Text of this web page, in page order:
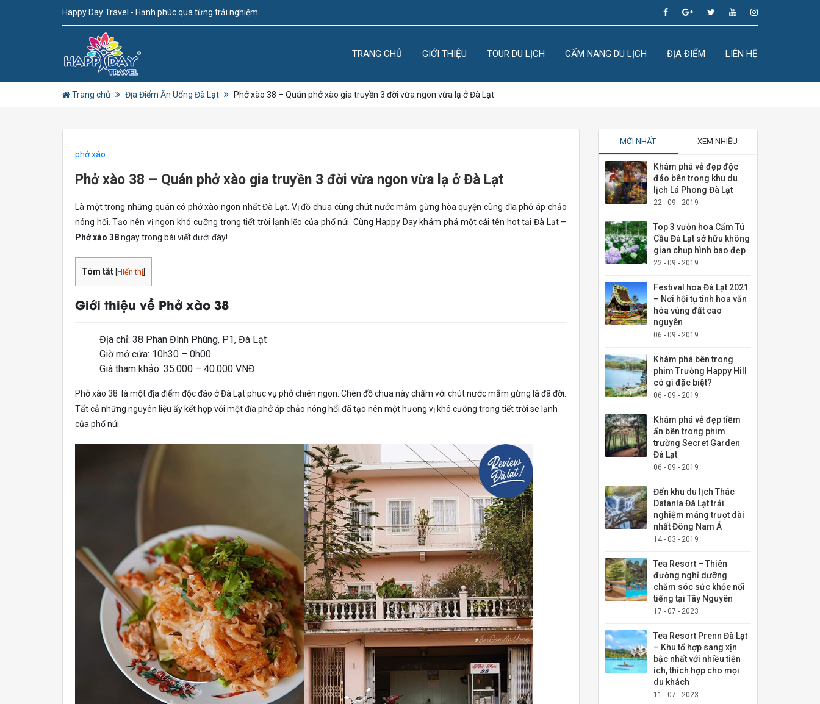
Happy Day Travel - Hạnh phúc qua từng trải nghiệm
TRANG CHỦ GIỚI THIỆU TOUR DU LỊCH CẨM NANG DU LỊCH ĐỊA ĐIỂM LIÊN HỆ
Trang chủ Địa Điểm Ăn Uống Đà Lạt Phở xào 38 – Quán phở xào gia truyền 3 đời vừa ngon vừa lạ ở Đà Lạt
phở xào
Phở xào 38 – Quán phở xào gia truyền 3 đời vừa ngon vừa lạ ở Đà Lạt
Là một trong những quán có phở xào ngon nhất Đà Lạt. Vị đồ chua cùng chút nước mắm gừng hòa quyện cùng dĩa phở áp chảo
nóng hổi. Tạo nên vị ngon khó cưỡng trong tiết trời lạnh lẽo của phố núi. Cùng Happy Day khám phá một cái tên hot tại Đà Lạt –
Phở xào 38ngay trong bài viết dưới đây!
Tóm tắt Hiển thị
Giới thiệu về Phở xào 38
Địa chỉ: 38 Phan Đình Phùng, P1, Đà Lạt
Giờ mở cửa: 10h30 – 0h00
Giá tham khảo: 35.000 – 40.000 VNĐ
Phở xào 38 là một địa điểm độc đáo ở Đà Lạt phục vụ phở chiên ngon. Chén đồ chua này chấm với chút nước mắm gừng là đã đời.
Tất cả những nguyên liệu ấy kết hợp với một đĩa phở áp chảo nóng hổi đã tạo nên một hương vị khó cưỡng trong tiết trời se lạnh
của phố núi.
MỚI NHẤT XEM NHIỀU
Khám phá vẻ đẹp độc
đáo bên trong khu du
lịch Lá Phong Đà Lạt
22 - 09 - 2019
Top 3 vườn hoa Cẩm Tú
Cầu Đà Lạt sở hữu không
gian chụp hình bao đẹp
22 - 09 - 2019
Festival hoa Đà Lạt 2021
– Nơi hội tụ tinh hoa văn
hóa vùng đất cao
nguyên
06 - 09 - 2019
Khám phá bên trong
phim Trường Happy Hill
có gì đặc biệt?
06 - 09 - 2019
Khám phá vẻ đẹp tiềm
ẩn bên trong phim
trường Secret Garden
Đà Lạt
06 - 09 - 2019
Đến khu du lịch Thác
Datanla Đà Lạt trải
nghiệm máng trượt dài
nhất Đông Nam Á
14 - 03 - 2019
Tea Resort – Thiên
đường nghỉ dưỡng
chăm sóc sức khỏe nổi
tiếng tại Tây Nguyên
17 - 07 - 2023
Tea Resort Prenn Đà Lạt
– Khu tổ hợp sang xịn
bậc nhất với nhiều tiện
ích, thích hợp cho mọi
du khách
11 - 07 - 2023